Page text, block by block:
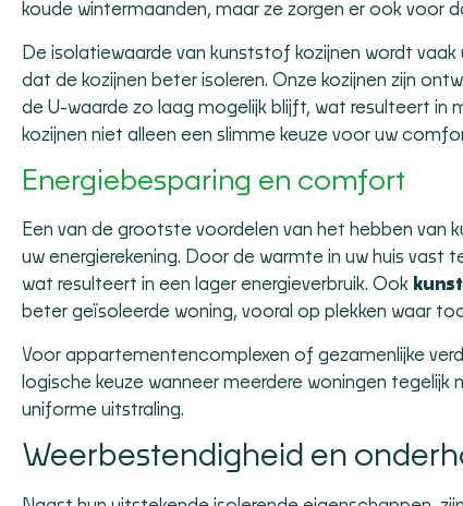
koude wintermaanden, maar ze zorgen er ook voor
De isolatiewaarde van kunststof kozijnen wordt
dat de kozijnen beter isoleren. Onze kozijnen zijn
de U-waarde zo laag mogelijk blijft, wat resulteert in
kozijnen niet alleen een slimme keuze voor uw
Energiebesparing en comfort
Een van de grootste voordelen van het hebben van
uw energierekening. Door de warmte in uw huis vast
wat resulteert in een lager energieverbruik. Ook
beter geïsoleerde woning, vooral op plekken waar
Voor appartementencomplexen of gezamenlijke
logische keuze wanneer meerdere woningen
uniforme uitstraling.
Weerbestendigheid en